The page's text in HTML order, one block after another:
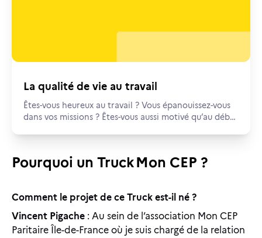
La qualité de vie au travail
Êtes-vous heureux au travail ? Vous épanouissez-vous
dans vos missions ? Êtes-vous aussi motivé qu’au début
Pourquoi un Truck Mon CEP ?
Comment le projet de ce Truck est-il né ?
Vincent Pigache : Au sein de l’association Mon CEP
Paritaire Île-de-France où je suis chargé de la relation